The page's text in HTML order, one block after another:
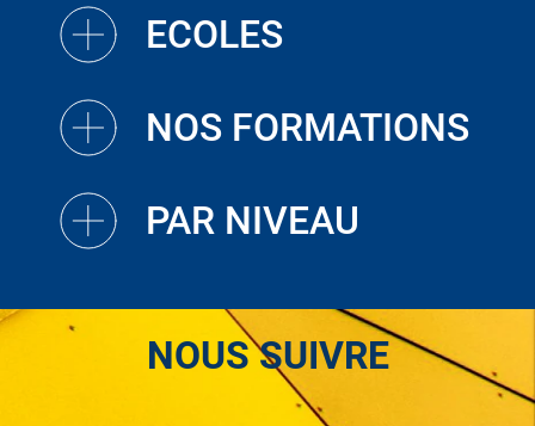
ECOLES
NOS FORMATIONS
PAR NIVEAU
NOUS SUIVRE